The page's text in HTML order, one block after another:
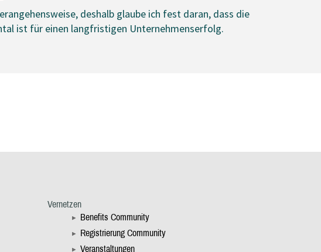
deshalb glaube ich fest daran, dass die
ist für einen langfristigen Unternehmenserfolg.
Vernetzen
Benefits Community
Registrierung Community
Veranstaltungen